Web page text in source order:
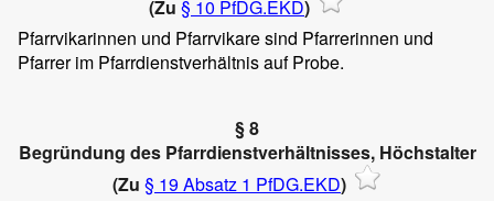
(Zu § 10 PfDG.EKD)
Pfarrvikarinnen und Pfarrvikare sind Pfarrerinnen und
Pfarrer im Pfarrdienstverhältnis auf Probe.
§ 8
Begründung des Pfarrdienstverhältnisses, Höchstalter
(Zu § 19 Absatz 1 PfDG.EKD)